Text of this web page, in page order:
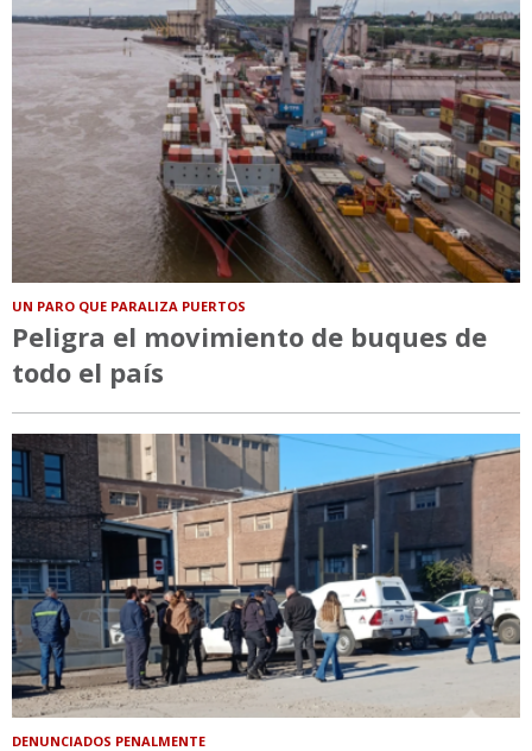
UN PARO QUE PARALIZA PUERTOS
Peligra el movimiento de buques de
todo el país
DENUNCIADOS PENALMENTE